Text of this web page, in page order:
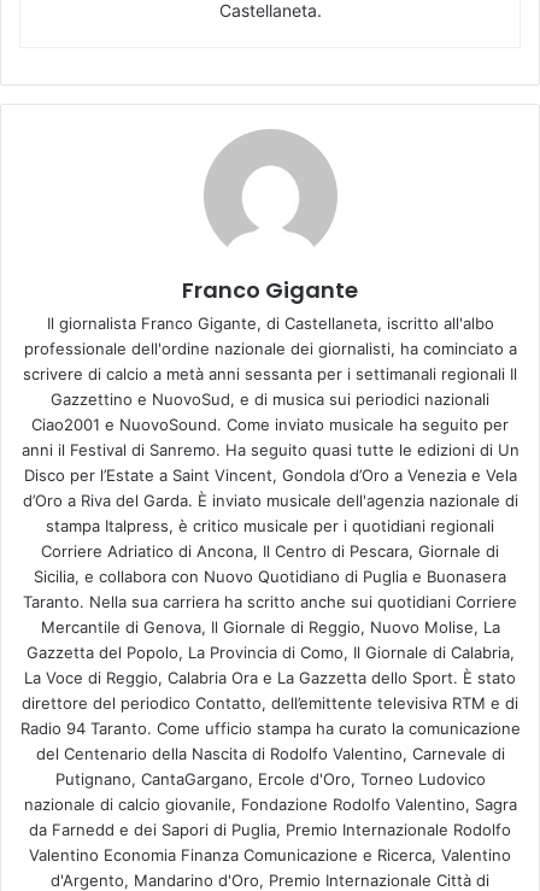
Castellaneta.
Franco Gigante
Il giornalista Franco Gigante, di Castellaneta, iscritto all'albo
professionale dell'ordine nazionale dei giornalisti, ha cominciato a
scrivere di calcio a metà anni sessanta per i settimanali regionali Il
Gazzettino e NuovoSud, e di musica sui periodici nazionali
Ciao2001 e NuovoSound. Come inviato musicale ha seguito per
anni il Festival di Sanremo. Ha seguito quasi tutte le edizioni di Un
Disco per l’Estate a Saint Vincent, Gondola d’Oro a Venezia e Vela
d’Oro a Riva del Garda. È inviato musicale dell'agenzia nazionale di
stampa Italpress, è critico musicale per i quotidiani regionali
Corriere Adriatico di Ancona, Il Centro di Pescara, Giornale di
Sicilia, e collabora con Nuovo Quotidiano di Puglia e Buonasera
Taranto. Nella sua carriera ha scritto anche sui quotidiani Corriere
Mercantile di Genova, Il Giornale di Reggio, Nuovo Molise, La
Gazzetta del Popolo, La Provincia di Como, Il Giornale di Calabria,
La Voce di Reggio, Calabria Ora e La Gazzetta dello Sport. È stato
direttore del periodico Contatto, dell’emittente televisiva RTM e di
Radio 94 Taranto. Come ufficio stampa ha curato la comunicazione
del Centenario della Nascita di Rodolfo Valentino, Carnevale di
Putignano, CantaGargano, Ercole d'Oro, Torneo Ludovico
nazionale di calcio giovanile, Fondazione Rodolfo Valentino, Sagra
da Farnedd e dei Sapori di Puglia, Premio Internazionale Rodolfo
Valentino Economia Finanza Comunicazione e Ricerca, Valentino
d'Argento, Mandarino d'Oro, Premio Internazionale Città di